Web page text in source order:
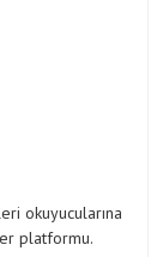
okuyucularına
platformu.